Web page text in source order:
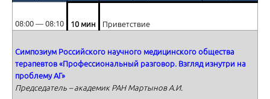
08:00 ― 08:10 10 мин Приветствие
Симпозиум Российского научного медицинского общества
терапевтов «Профессиональный разговор. Взгляд изнутри на
проблему АГ»
Председатель – академик РАН Мартынов А.И.